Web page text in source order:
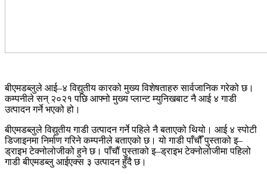
बीएमडब्लुले आई–४ विद्युतीय कारको मुख्य विशेषताहरु सार्वजानिक गरेको छ।
कम्पनीले सन् २०२१ पछि आफ्नो मुख्य प्लान्ट म्युनिखबाट नै आई ४ गाडी
उत्पादन गर्ने भएको हो।
बीएमडब्लुले विद्युतीय गाडी उत्पादन गर्ने पहिले नै बताएको थियो। आई ४ स्पोटी
डिजाइनमा निर्माण गरिने कम्पनीले बताएको छ। यो गाडी पाँचौँ पुस्ताको इ–
ड्राइभ टेक्नोलोजीको हुने छ। पाँचौं पुस्ताको इ–ड्राइभ टेक्नोलोजीमा पहिलो
गाडी बीएमडब्लु आईएक्स ३ उत्पादन हुँदै छ।